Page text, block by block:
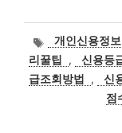
태
그
개인신용정보
리꿀팁
, 신용등
급조회방법
, 신
점